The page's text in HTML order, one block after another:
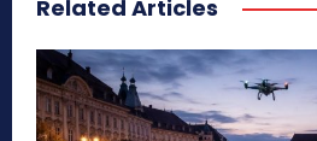
Related Articles